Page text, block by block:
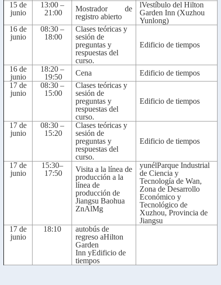
15 de
junio
13:00 –
21:00
Mostrador de
registro abierto
lVestíbulo del Hilton
Garden Inn (Xuzhou
Yunlong)
16 de
junio
08:30 –
18:00
Clases teóricas y
sesión de
preguntas y
respuestas del
curso.
Edificio de tiempos
16 de
junio
18:20 –
19:50 Cena
Edificio de tiempos
17 de
junio
08:30 –
1 5:00
Clases teóricas y
sesión de
preguntas y
respuestas del
curso.
Edificio de tiempos
17 de
junio
08:30 –
1 5:20
Clases teóricas y
sesión de
preguntas y
respuestas del
curso.
Edificio de tiempos
17 de
junio
15:30–
1 7:50
Visita a la línea de
producción a la
línea de
producción de
Jiangsu Baohua
ZnAlMg
yunélParque Industrial
de Ciencia y
Tecnología de Wan,
Zona de Desarrollo
Económico y
Tecnológico de
Xuzhou, Provincia de
Jiangsu
17 de
junio
18:10
autobús de
regreso aHilton
Garden
Inn yEdificio de
tiempos